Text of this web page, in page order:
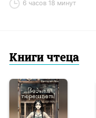
6 часов 18 минут
Книги чтеца